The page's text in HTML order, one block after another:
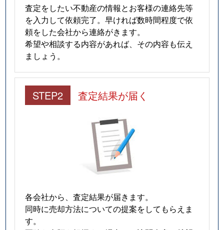
査定をしたい不動産の情報とお客様の連絡先等
を入力して依頼完了。早ければ数時間程度で依
頼をした会社から連絡がきます。
希望や相談する内容があれば、その内容も伝え
ましょう。
STEP2 査定結果が届く
各会社から、査定結果が届きます。
同時に売却方法についての提案をしてもらえま
す。